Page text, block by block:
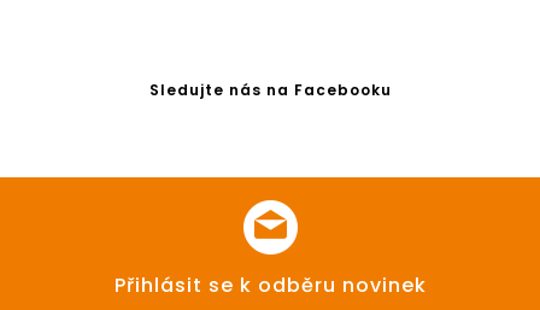
Sledujte nás na Facebooku
Přihlásit se k odběru novinek